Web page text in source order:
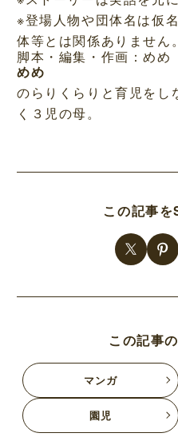
※登場人物や団体名は仮
体等とは関係ありません。
脚本・編集・作画：め
めめ
のらりくらりと育児をし
く３児の母。
この記事
この記事
マンガ
園児